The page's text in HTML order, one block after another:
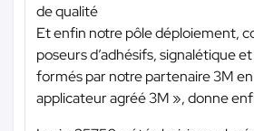
de qualité
Et enfin notre pôle déploiement,
poseurs d’adhésifs, signalétique
formés par notre partenaire 3M
applicateur agréé 3M », donne